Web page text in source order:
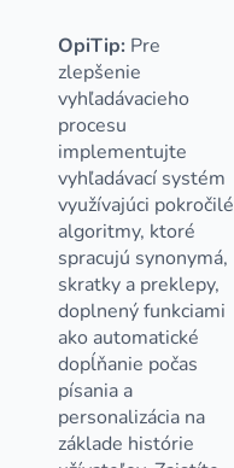
OpiTip: Pre
zlepšenie
vyhľadávacieho
procesu
implementujte
vyhľadávací systém
využívajúci pokročilé
algoritmy, ktoré
spracujú synonymá,
skratky a preklepy,
doplnený funkciami
ako automatické
dopĺňanie počas
písania a
personalizácia na
základe histórie